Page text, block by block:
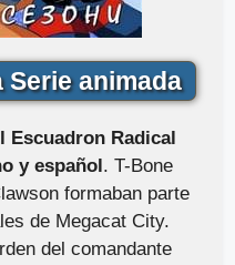
animada
Escuadron Radical
y español. T-Bone
formaban parte
de Megacat City.
del comandante